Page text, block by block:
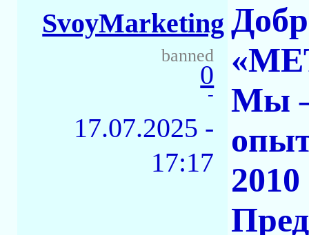
SvoyMarketing
banned
0
-
17.07.2025 -
17:17
Мы
2010